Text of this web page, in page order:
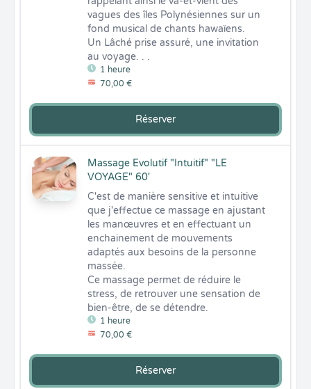
1 heure
70,00 €
vagues des îles Polynésiennes sur un
fond musical de chants hawaïens.
Un Lâché prise assuré, une invitation
au voyage. . .
Réserver
Massage Evolutif "Intuitif" "LE
VOYAGE" 60'
1 heure
70,00 €
C'est de manière sensitive et intuitive
que j'effectue ce massage en ajustant
les manœuvres et en effectuant un
enchainement de mouvements
adaptés aux besoins de la personne
massée.
Ce massage permet de réduire le
stress, de retrouver une sensation de
bien-être, de se détendre.
Réserver